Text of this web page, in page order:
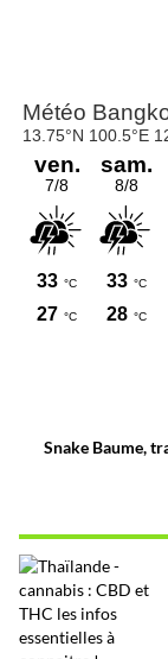
Snake Baume,